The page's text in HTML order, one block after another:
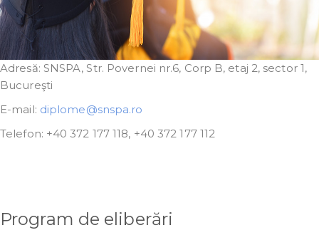
Adresă: SNSPA, Str. Povernei nr.6, Corp B, etaj 2, sector 1,
Bucureşti
E-mail: diplome@snspa.ro
Telefon: +40 372 177 118, +40 372 177 112
Program de eliberări